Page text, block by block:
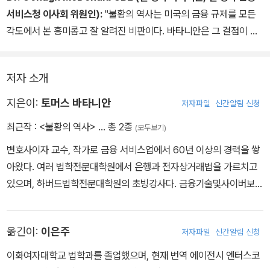
이션으로 금융 인프라를 무너뜨리려는 시도를 저지하는 방법도 고려
해야 한다.
할 수 있는 역할에 대한 중요한 통찰력을 제공하는 책이다."
서비스청 이사회 위원인): "불황의 역사는 미국의 금융 규제를 모든
각도에서 본 흥미롭고 잘 알려진 비판이다. 바타니안은 그 결점이 탐
자 컴퓨팅의 사용과 같은 기술의 영향에 올바르게 초점을 맞추고 있
으며, 이 모든 것은 시민들에게 이익이 될 뿐만 아니라 그들을 보호하
시기적절하고 철저하게 조사된 행동 요청이다."
저자 소개
지은이: 토머스 바타니안 저자파일 신간알림 신청
최근작 : <불황의 역사> … 총 2종 (모두보기)
변호사이자 교수, 작가로 금융 서비스업에서 60년 이상의 경력을 쌓
아왔다. 여러 법학전문대학원에서 은행과 전자상거래법을 가르치고
있으며, 하버드법학전문대학원의 초빙강사다. 금융기술및사이버보안
법무 자문 위원을 맡았다. 이후 부시, 오바마, 트럼프 행정부의 러브콜
을 받고 연방준비제도이사회 첫 부의장 물망에 오르기도 했지만, 정
옮긴이: 이은주 저자파일 신간알림 신청
이화여자대학교 법학과를 졸업했으며, 현재 번역 에이전시 엔터스코